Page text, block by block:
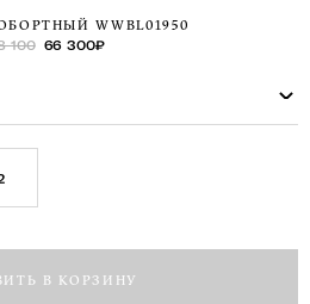
WWBL01950
100 66 300₽
В КОРЗИНУ